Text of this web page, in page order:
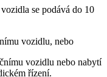
se podává do 10
vozidlu, nebo
vozidlu nebo nabytí
řízení.